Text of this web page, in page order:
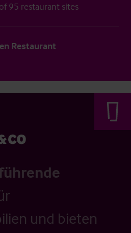
95 restaurant sites
Restaurant
und bieten